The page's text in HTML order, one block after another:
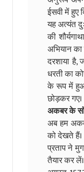
ईसवी में हुए
यह अत्यंत
की
अभियान का
दरशाया है,
धरती का
के रूप में
छोड़कर गए।
अकबर के
अब हम
को देखते हैं।
प्रताप ने
तैयार कर लें।